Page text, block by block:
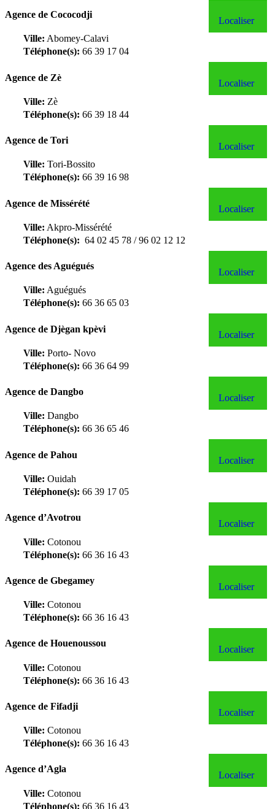
Agence de Cococodji
Ville: Abomey-Calavi
Téléphone(s): 66 39 17 04
Localiser
Agence de Zè
Ville: Zè
Téléphone(s): 66 39 18 44
Localiser
Agence de Tori
Ville: Tori-Bossito
Téléphone(s): 66 39 16 98
Localiser
Agence de Missérété
Ville: Akpro-Missérété
Téléphone(s): 64 02 45 78 / 96 02 12 12
Localiser
Agence des Aguégués
Ville: Aguégués
Téléphone(s): 66 36 65 03
Localiser
Agence de Djègan kpèvi
Ville: Porto- Novo
Téléphone(s): 66 36 64 99
Localiser
Agence de Dangbo
Ville: Dangbo
Téléphone(s): 66 36 65 46
Localiser
Agence de Pahou
Ville: Ouidah
Téléphone(s): 66 39 17 05
Localiser
Agence d’Avotrou
Ville: Cotonou
Téléphone(s): 66 36 16 43
Localiser
Agence de Gbegamey
Ville: Cotonou
Téléphone(s): 66 36 16 43
Localiser
Agence de Houenoussou
Ville: Cotonou
Téléphone(s): 66 36 16 43
Localiser
Agence de Fifadji
Ville: Cotonou
Téléphone(s): 66 36 16 43
Localiser
Agence d’Agla
Ville: Cotonou
Téléphone(s): 66 36 16 43
Localiser